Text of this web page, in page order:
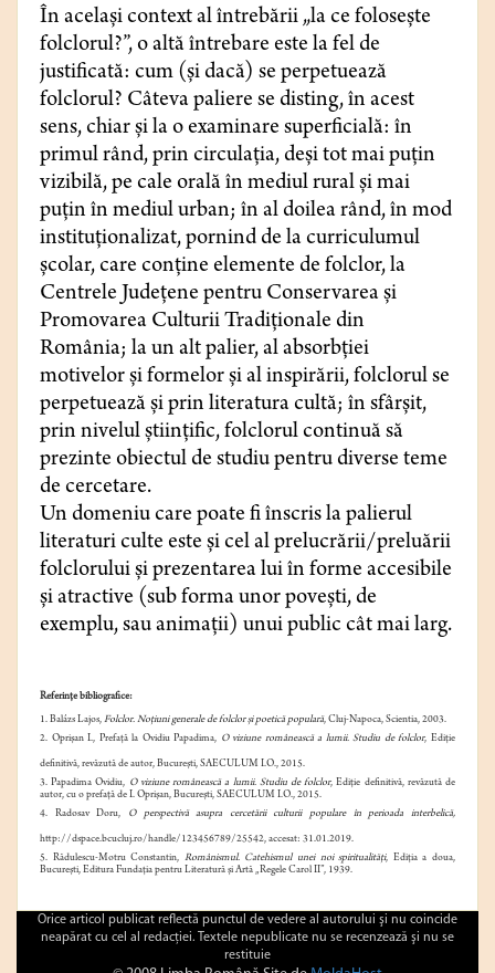
În același context al întrebării „la ce folosește
folclorul?”, o altă întrebare este la fel de
justificată: cum (și dacă) se perpetuează
folclorul? Câteva paliere se disting, în acest
sens, chiar și la o examinare superficială: în
primul rând, prin circulația, deși tot mai puțin
vizibilă, pe cale orală în mediul rural și mai
puțin în mediul urban; în al doilea rând, în mod
instituționalizat, pornind de la curriculumul
școlar, care conține elemente de folclor, la
Centrele Județene pentru Conservarea și
Promovarea Culturii Tradiționale din
România; la un alt palier, al absorbției
motivelor și formelor și al inspirării, folclorul se
perpetuează și prin literatura cultă; în sfârșit,
prin nivelul științific, folclorul continuă să
prezinte obiectul de studiu pentru diverse teme
de cercetare.
Un domeniu care poate fi înscris la palierul
literaturi culte este și cel al prelucrării/preluării
folclorului și prezentarea lui în forme accesibile
și atractive (sub forma unor povești, de
exemplu, sau animații) unui public cât mai larg.
Referințe bibliografice:
1. Balázs Lajos, Folclor. Noțiuni generale de folclor și poetică populară, Cluj-Napoca, Scientia, 2003.
2. Oprișan I., Prefață la Ovidiu Papadima, O viziune românească a lumii. Studiu de folclor, Ediție
definitivă, revăzută de autor, București, SAECULUM I.O., 2015.
3. Papadima Ovidiu, O viziune românească a lumii. Studiu de folclor, Ediție definitivă, revăzută de
autor, cu o prefață de I. Oprișan, București, SAECULUM I.O., 2015.
4. Radosav Doru,
O perspectivă asupra cercetării culturii populare în perioada interbelică,
http://dspace.bcucluj.ro/handle/123456789/25542, accesat: 31.01.2019.
5. Rădulescu-Motru Constantin, Românismul. Catehismul unei noi spiritualități, Ediția a doua,
București, Editura Fundația pentru Literatură și Artă „Regele Carol II”, 1939.
Orice articol publicat reflectă punctul de vedere al autorului şi nu coincide
neapărat cu cel al redacţiei. Textele nepublicate nu se recenzează şi nu se
restituie